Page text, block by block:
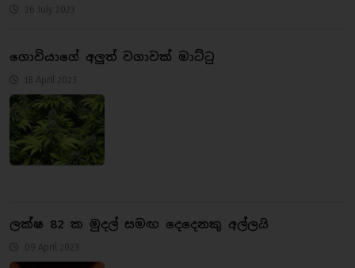
26 July 2023
ගොවියාගේ අලුත් වගාවක් මාට්ටු
18 April 2023
ලක්ෂ 82 ක මුදල් සමඟ දෙදෙනකු අල්ලයි
09 April 2023